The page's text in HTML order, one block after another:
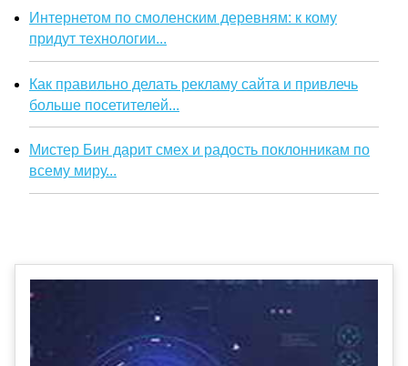
Интернетом по смоленским деревням: к кому
придут технологии...
Как правильно делать рекламу сайта и привлечь
больше посетителей...
Мистер Бин дарит смех и радость поклонникам по
всему миру...